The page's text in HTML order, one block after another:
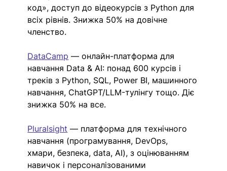
код», доступ до відеокурсів з Python для
всіх рівнів. Знижка 50% на довічне
членство.
DataCamp — онлайн-платформа для
навчання Data & AI: понад 600 курсів і
треків з Python, SQL, Power BI, машинного
навчання, ChatGPT/LLM-тулінгу тощо. Діє
знижка 50% на все.
Pluralsight — платформа для технічного
навчання (програмування, DevOps,
хмари, безпека, data, AI), з оцінюванням
навичок і персоналізованими